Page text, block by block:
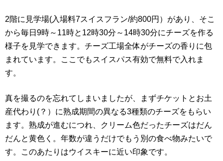
2階に見学場(入場料7スイスフラン/約800円）があり、そこ
から毎日9時～11時と12時30分～14時30分にチーズを作る
様子を見学できます。チーズ工場全体がチーズの香りに包
まれています。ここでもスイスパス有効で無料で入れま
す。
真を撮るのを忘れてしまいましたが、まずチケットとお土
産代わり(？）に熟成期間の異なる3種類のチーズをもらい
ます。熟成が進むにつれ、クリーム色だったチーズはだん
だんと黄色く。年数が違うだけでもう別の食べ物みたいで
す。このあたりはウイスキーに近い印象です。